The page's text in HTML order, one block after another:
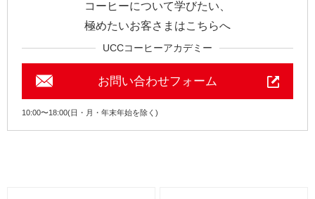
コーヒーについて学びたい、
極めたいお客さまはこちらへ
UCCコーヒーアカデミー
お問い合わせフォーム
10:00〜18:00(日・月・年末年始を除く)